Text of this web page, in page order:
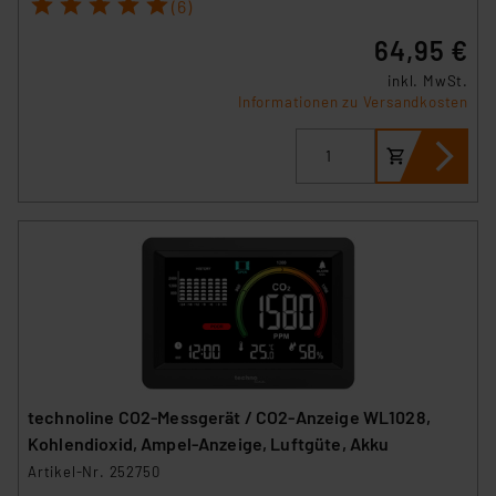
VO) zu. Eine detaillierte Auflistung der einzelnen
den Button „Ablehnen oder Einstellungen“ abrufbar. Sie
können die Verwendung nicht notwendiger Cookies
ablehnen oder ihr ganz oder teilweise zustimmen. Ihre
erteilte Zustimmung können Sie jederzeit unter dem
Link „Cookie Einstellungen“ anpassen oder widerrufen.
Die Rechtmäßigkeit der Speicherung, Abrufung und
Analyse bis zum Zeitpunkt des Widerrufs bleibt hiervon
unberührt. Ihre Browser-Einstellungen können dazu
führen, dass die Einstellungen nicht längerfristig
gespeichert werden und dieses Banner erneut
Daten in den USA. Ihre Einwilligung zur Einbindung von
Cookies dieser Drittanbieter umfasst daher ggf. auch
die Verarbeitung Ihrer Daten in den USA gemäß Art. 49
(6)
64,95 €
inkl. MwSt.
Informationen zu Versandkosten
technoline CO2-Messgerät / CO2-Anzeige WL1028,
Kohlendioxid, Ampel-Anzeige, Luftgüte, Akku
Artikel-Nr. 252750